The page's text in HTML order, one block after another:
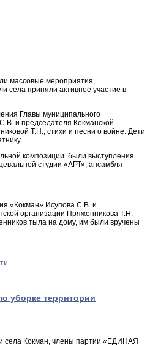
массовые мероприятия,
приняли активное участие в
Главы муниципального
и председателя Кокманской
Т.Н., стихи и песни о войне. Дети
композиции были выступления
студии «АРТ», ансамбля
«Кокман» Исупова С.В. и
организации Пряженникова Т.Н.
тыла на дому, им были вручены
уборке территории
села Кокман, члены партии «ЕДИНАЯ